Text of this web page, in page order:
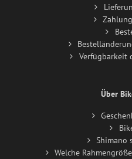
Verfügbarkeit
Über
Shimano
Welche